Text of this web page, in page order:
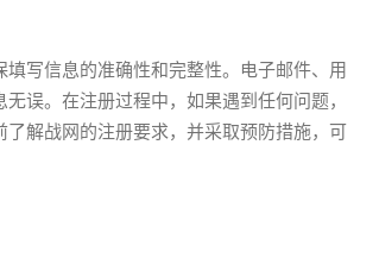
写信息的准确性和完整性。电子邮件、用
误。在注册过程中，如果遇到任何问题，
解战网的注册要求，并采取预防措施，可